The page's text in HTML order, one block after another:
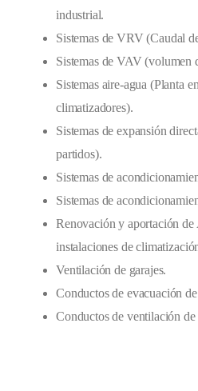
industrial.
Sistemas de VRV (Caudal
Sistemas de VAV (volumen
Sistemas aire-agua (Planta
climatizadores).
Sistemas de expansión
partidos).
Sistemas de
Sistemas de
Renovación y aportación
instalaciones de
Ventilación de garajes.
Conductos de evacuación
Conductos de ventilación de